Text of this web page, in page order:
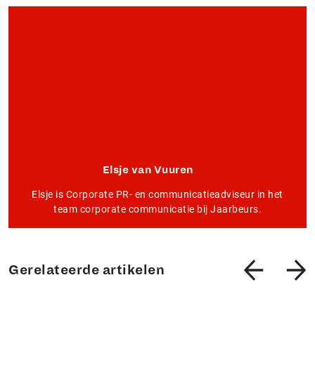
Elsje van Vuuren
Elsje is Corporate PR- en communicatieadviseur in het
team corporate communicatie bij Jaarbeurs.
Gerelateerde artikelen